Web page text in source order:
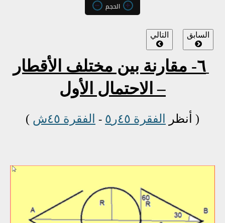
الحجم
السابق التالي
٦- مقارنة بين مختلف الأقطار
– الاحتمال الأول
( أنظر الفقرة ٤٥ر٥ - الفقرة ٤٥ش )